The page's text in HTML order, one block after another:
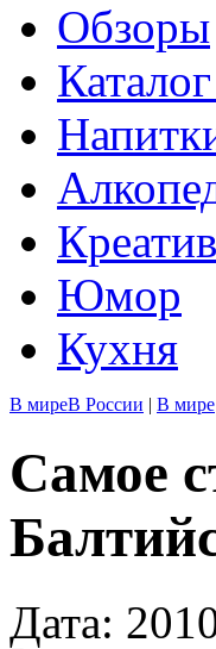
Обзоры
Креатив
Юмор
Кухня
В миреВ России | В мире
Самое
Дата: